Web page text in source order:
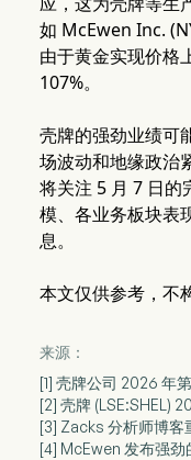
如 McEwen Inc.
由于黄金实现价格
107%。
壳牌的强劲业绩可
场波动和地缘政治
将关注 5 月 7 日的
模、各业务板块表
息。
本文仅供参考，不
来源：
[1] 壳牌公司 2026 年
[2] 壳牌 (LSE:SHEL)
[3] Zacks 分析师博客
[4] McEwen 发布强